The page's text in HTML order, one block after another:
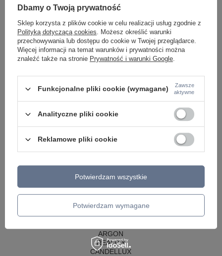
ŻYRANDOLE
LAMPKI NOCNE
ŻYRANDOLE KRYSZTAŁOWE
LAMPY WISZĄCE CZARNE
LAMPY WISZĄCE - OKRĘGI
KINKIETY DO SYPIALNI
LAMPY SUFITOWE OKRĄGŁE
LAMPY ZEWNĘTRZNE
SŁUPKI OGRODOWE
LAMPY OGRODOWE - WISZĄCE
LAMPY WISZĄCE - ZEWNĘTRZNE
LAMPY OGRODOWE - SUFITOWE
LAMPY SOLARNE
OPRAWY OGRODOWE
GIRLANDY OGRODOWE
PRODUCENCI
AZZARDO
ITALUX
ARGON
REALITY
CANDELLUX
Dbamy o Twoją prywatność
Sklep korzysta z plików cookie w celu realizacji usług zgodnie z
Polityką dotyczącą cookies. Możesz określić warunki
przechowywania lub dostępu do cookie w Twojej przeglądarce.
Więcej informacji na temat warunków i prywatności można
znaleźć także na stronie Prywatność i warunki Google.
Funkcjonalne pliki cookie (wymagane)
Zawsze
aktywne
Analityczne pliki cookie
Reklamowe pliki cookie
Potwierdzam wymagane
Potwierdzam wszystkie